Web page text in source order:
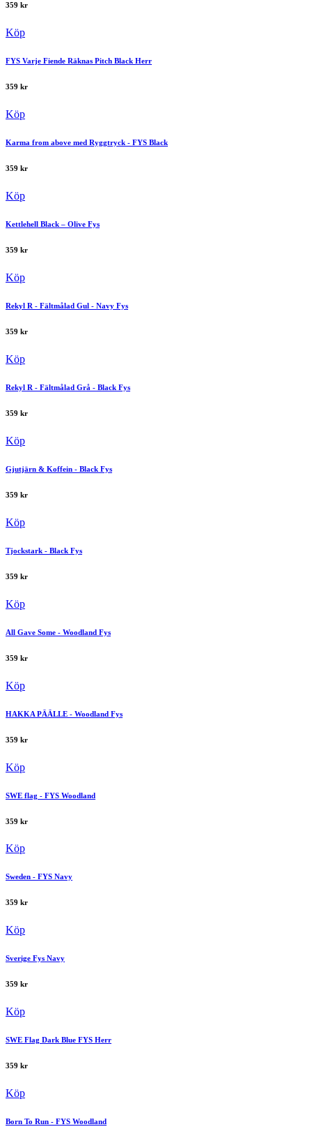
359 kr
Köp
FYS Varje Fiende Räknas Pitch Black Herr
359 kr
Köp
Karma from above med Ryggtryck - FYS Black
359 kr
Köp
Kettlehell Black – Olive Fys
359 kr
Köp
Rekyl R - Fältmålad Gul - Navy Fys
359 kr
Köp
Rekyl R - Fältmålad Grå - Black Fys
359 kr
Köp
Gjutjärn & Koffein - Black Fys
359 kr
Köp
Tjockstark - Black Fys
359 kr
Köp
All Gave Some - Woodland Fys
359 kr
Köp
HAKKA PÄÄLLE - Woodland Fys
359 kr
Köp
SWE flag - FYS Woodland
359 kr
Köp
Sweden - FYS Navy
359 kr
Köp
Sverige Fys Navy
359 kr
Köp
SWE Flag Dark Blue FYS Herr
359 kr
Köp
Born To Run - FYS Woodland